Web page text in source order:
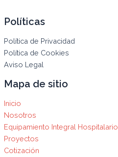
Políticas
Política de Privacidad
Política de Cookies
Aviso Legal
Mapa de sitio
Inicio
Nosotros
Equipamiento Integral Hospitalario
Proyectos
Cotización